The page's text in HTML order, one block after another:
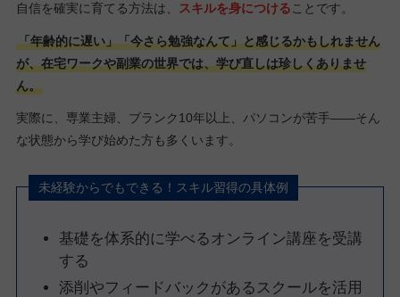
自信を確実に育てる方法は、 スキルを身につけることです。
「年齢的に遅い」「今さら勉強なんて」と感じるかもしれません
が、在宅ワークや副業の世界では、学び直しは珍しくありませ
ん。
実際に、専業主婦、ブランク10年以上、パソコンが苦手――そん
な状態から学び始めた方も多くいます。
未経験からでもできる！スキル習得の具体例
基礎を体系的に学べるオンライン講座を受講
する
添削やフィードバックがあるスクールを活用